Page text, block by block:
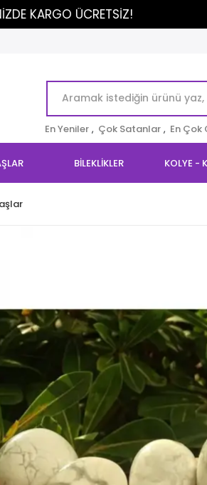
.. -
En Yeniler , Çok Satanlar , En
BİLEKLİKLER KOLYE -